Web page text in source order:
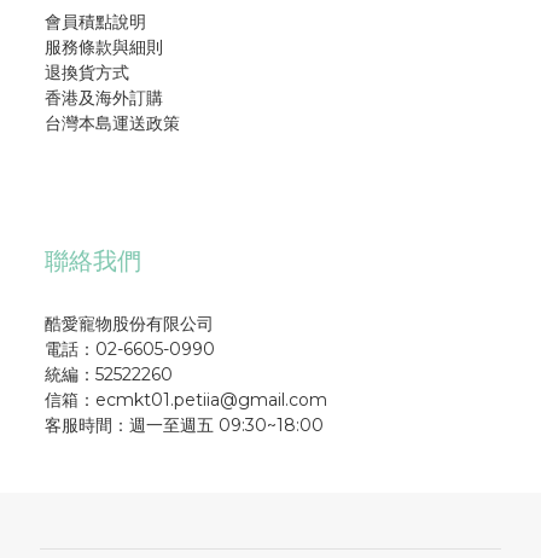
會員積點說明
服務條款與細則
退換貨方式
香港及海外訂購
台灣本島運送政策
聯絡我們
酷愛寵物股份有限公司
電話：02-6605-0990
統編：52522260
信箱：ecmkt01.petiia@gmail.com
客服時間：週一至週五 09:30~18:00